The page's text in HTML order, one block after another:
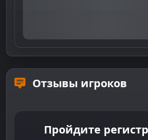
Отзывы игроков
Пройдите